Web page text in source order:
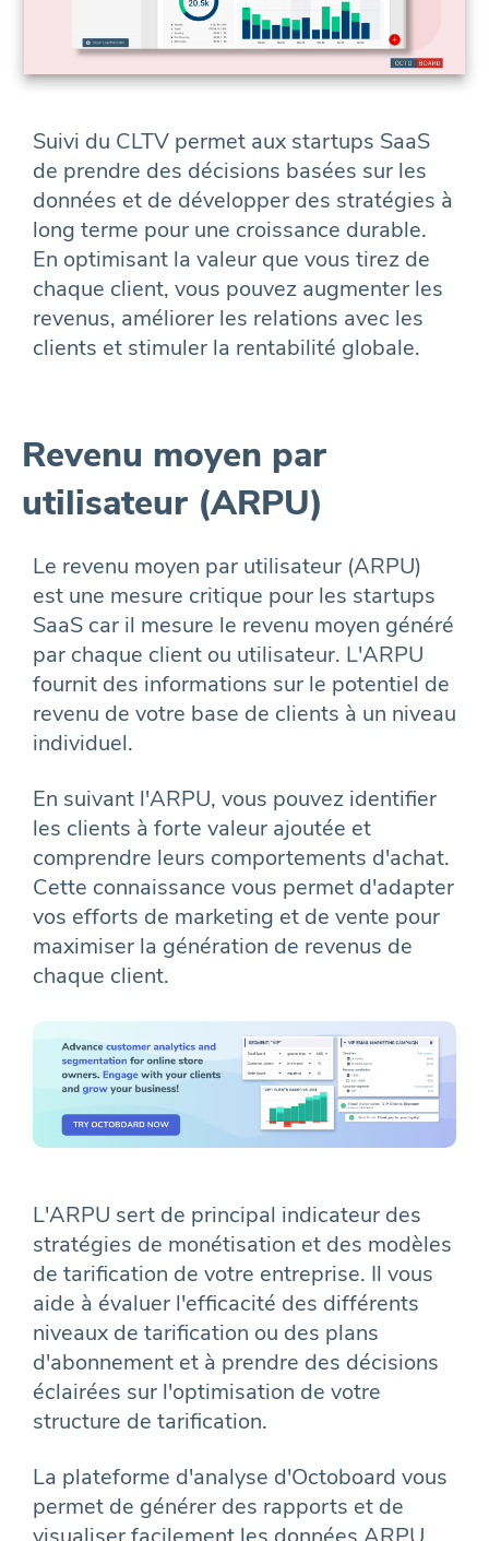
Suivi du CLTV permet aux startups SaaS
de prendre des décisions basées sur les
données et de développer des stratégies à
long terme pour une croissance durable.
En optimisant la valeur que vous tirez de
chaque client, vous pouvez augmenter les
revenus, améliorer les relations avec les
clients et stimuler la rentabilité globale.
Revenu moyen par
utilisateur (ARPU)
Le revenu moyen par utilisateur (ARPU)
est une mesure critique pour les startups
SaaS car il mesure le revenu moyen généré
par chaque client ou utilisateur. L'ARPU
fournit des informations sur le potentiel de
revenu de votre base de clients à un niveau
individuel.
En suivant l'ARPU, vous pouvez identifier
les clients à forte valeur ajoutée et
comprendre leurs comportements d'achat.
Cette connaissance vous permet d'adapter
vos efforts de marketing et de vente pour
maximiser la génération de revenus de
chaque client.
L'ARPU sert de principal indicateur des
stratégies de monétisation et des modèles
de tarification de votre entreprise. Il vous
aide à évaluer l'efficacité des différents
niveaux de tarification ou des plans
d'abonnement et à prendre des décisions
éclairées sur l'optimisation de votre
structure de tarification.
La plateforme d'analyse d'Octoboard vous
permet de générer des rapports et de